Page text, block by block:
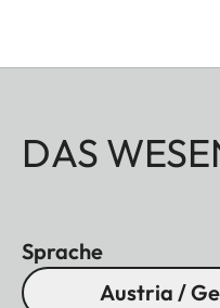
DAS
Sprache
Austria /